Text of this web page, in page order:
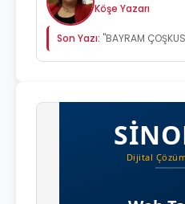
Köşe Yazarı
Son Yazı: "BAYRAM